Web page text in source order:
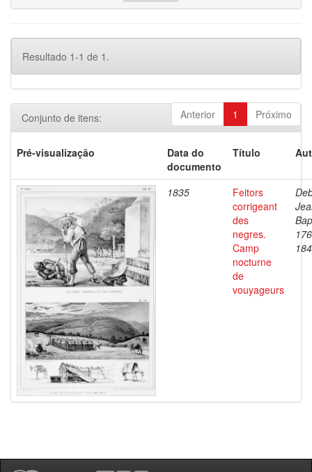
Resultado 1-1 de 1.
Anterior 1 Próximo
Conjunto de itens:
Pré-visualização
Data do
documento
Título
1835
Feitors
corrigeant
des
negres.
Camp
nocturne
de
vouyageurs